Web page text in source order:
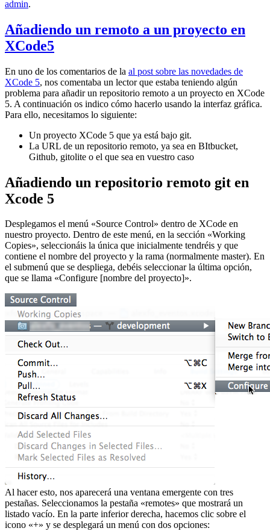
admin.
Añadiendo un remoto a un proyecto en
XCode5
En uno de los comentarios de la al post sobre las novedades de
XCode 5, nos comentaba un lector que estaba teniendo algún
problema para añadir un repositorio remoto a un proyecto en XCode
5. A continuación os indico cómo hacerlo usando la interfaz gráfica.
Para ello, necesitamos lo siguiente:
Un proyecto XCode 5 que ya está bajo git.
La URL de un repositorio remoto, ya sea en BItbucket,
Github, gitolite o el que sea en vuestro caso
Añadiendo un repositorio remoto git en
Xcode 5
Desplegamos el menú «Source Control» dentro de XCode en
nuestro proyecto. Dentro de este menú, en la sección «Working
Copies», seleccionáis la única que inicialmente tendréis y que
contiene el nombre del proyecto y la rama (normalmente master). En
el submenú que se despliega, debéis seleccionar la última opción,
que se llama «Configure [nombre del proyecto]».
Al hacer esto, nos aparecerá una ventana emergente con tres
pestañas. Seleccionamos la pestaña «remotes» que mostrará un
listado vacío. En la parte inferior derecha, hacemos clic sobre el
icono «+» y se desplegará un menú con dos opciones: